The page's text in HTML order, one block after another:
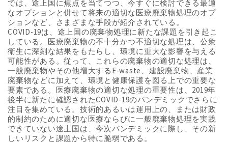
では、途上国に焦点を当てつつ、今すぐに検討できる最適
なオプションと併せて将来の適切な医療廃棄物処理のオプ
ションなど、さまざまな手段が紹介されている。
COVID-19は、途上国の廃棄物処理に新たな課題を引き起こ
している。医療廃棄物の不十分かつ不適切な処理は、公衆
衛生に深刻な結果をもたらし、環境に重大な影響を与える
可能性がある。従って、これらの廃棄物の適切な処理は、
一般廃棄物やその他増大するE-waste、建設廃棄物、産業
廃棄物などに加えて、環境と健康保護を図る上での重要な
要素である。医療廃棄物の適切な処理の重要性は、2019年
後半に新たに確認されたCOVID-19のパンデミックでさらに
注目を集めている。技術的あるいは運用上の、または財政
的制約のために適切な医療ならびに一般廃棄物処理を実践
できていない途上国は、今次パンデミックに際し、その新
しいリスクと課題から特に脆弱である。